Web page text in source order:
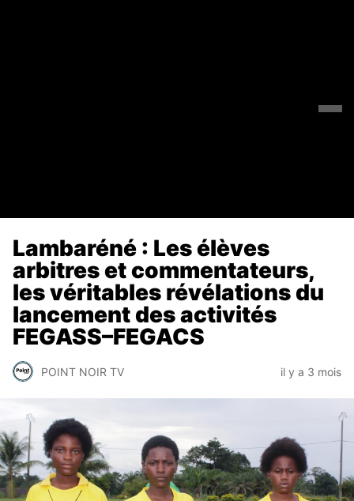
Lambaréné : Les élèves
arbitres et commentateurs,
les véritables révélations du
lancement des activités
FEGASS–FEGACS
POINT NOIR TV il y a 3 mois